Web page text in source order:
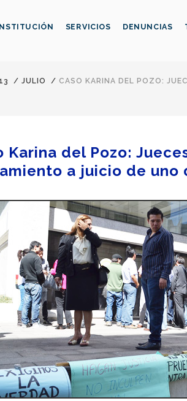
INSTITUCIÓN SERVICIOS DENUNCIAS
/ JULIO / CASO KARINA DEL POZO:
Karina del Pozo:
a juicio de uno